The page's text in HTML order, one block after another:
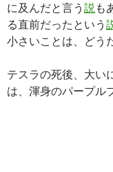
に及んだと言う 説 も
る直前だったという
小さいことは、どう
テスラの死後、大い
は、渾身のパープル